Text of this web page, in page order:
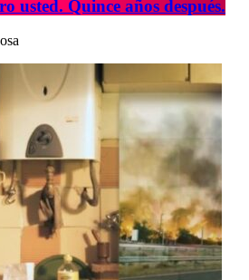
usted. Quince años después.